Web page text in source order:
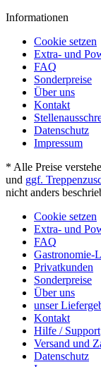
Informationen
Cookie setzen
Extra- und
FAQ
Sonderpreise
Über uns
Kontakt
Datenschutz
Impressum
* Alle Preise
und ggf.
nicht anders
Cookie setzen
Extra- und
FAQ
Gastronomie-
Privatkunden
Sonderpreise
Über uns
unser
Kontakt
Hilfe / Support
Versand und
Datenschutz